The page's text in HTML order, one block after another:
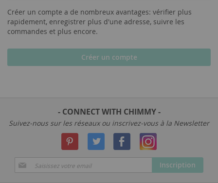
Créer un compte a de nombreux avantages: vérifier plus
rapidement, enregistrer plus d'une adresse, suivre les
commandes et plus encore.
Créer un compte
- CONNECT WITH CHIMMY -
Suivez-nous sur les réseaux ou inscrivez-vous à la Newsletter
Inscription
à
Inscription